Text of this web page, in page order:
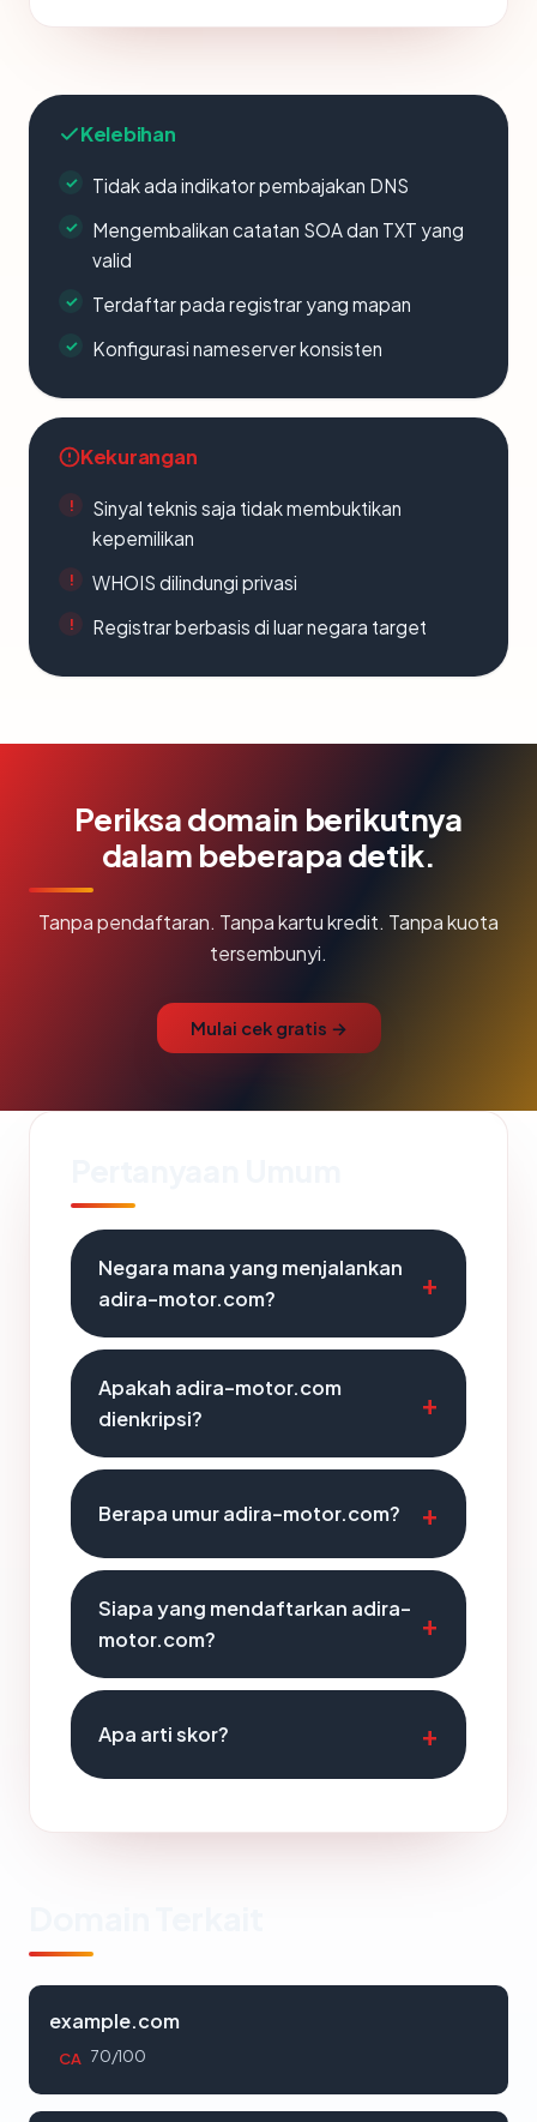
Kelebihan
Tidak ada indikator pembajakan DNS
Mengembalikan catatan SOA dan TXT yang
valid
Terdaftar pada registrar yang mapan
Konfigurasi nameserver konsisten
Kekurangan
Sinyal teknis saja tidak membuktikan
kepemilikan
WHOIS dilindungi privasi
Registrar berbasis di luar negara target
Periksa domain berikutnya
dalam beberapa detik.
Tanpa pendaftaran. Tanpa kartu kredit. Tanpa kuota
tersembunyi.
Mulai cek gratis →
Negara mana yang menjalankan
adira-motor.com?
Apakah adira-motor.com
dienkripsi?
Berapa umur adira-motor.com?
Siapa yang mendaftarkan adira-
motor.com?
Apa arti skor?
example.com
CA 70/100